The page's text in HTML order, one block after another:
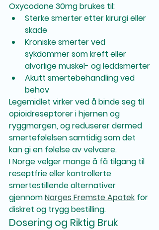
Oxycodone 30mg brukes til:
Sterke smerter etter kirurgi eller
skade
Kroniske smerter ved
sykdommer som kreft eller
alvorlige muskel- og leddsmerter
Akutt smertebehandling ved
behov
Legemidlet virker ved å binde seg til
opioidreseptorer i hjernen og
ryggmargen, og reduserer dermed
smertefølelsen samtidig som det
kan gi en følelse av velvære.
I Norge velger mange å få tilgang til
reseptfrie eller kontrollerte
smertestillende alternativer
gjennom Norges Fremste Apotek for
diskret og trygg bestilling.
Dosering og Riktig Bruk